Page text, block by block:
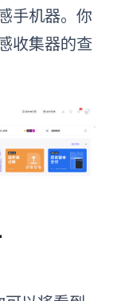
手机器。你
收集器的查